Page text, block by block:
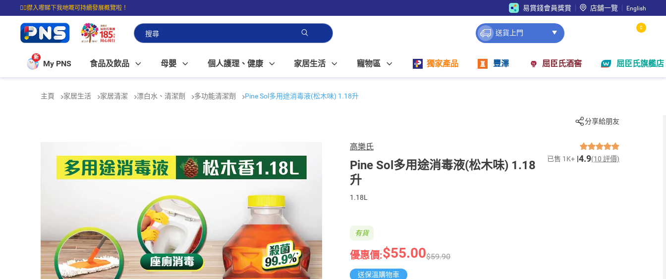
☝🏼㩒入嚟睇下我哋嘅可持續發展概覽啦！
⭐購物滿$399即享免費送貨；滿$100即可免費店取。
易賞錢會員獎賞 店舖一覽 English
送貨上門
0
新
My PNS 食品及飲品 母嬰 個人護理、健康 家居生活 寵物區 獨家產品 豐澤 屈臣氏酒窖 屈臣氏旗艦店
主頁 家居生活 家居清潔 漂白水、清潔劑 多功能清潔劑 Pine Sol多用途消毒液(松木味) 1.18升
分享給朋友
高樂氏
Pine Sol多用途消毒液(松木味) 1.18
升
已售 1K+ 4.9(10 評價)
1.18L
優惠價:$55.00$59.90
有貨
送保溫購物車